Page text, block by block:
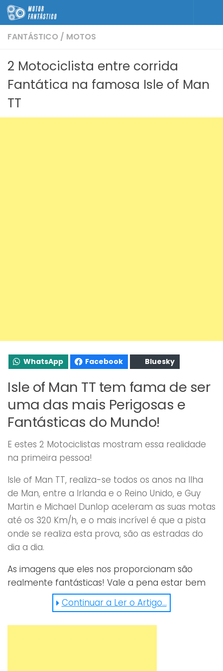
Skip to content
FANTÁSTICO / MOTOS
2 Motociclista entre corrida
Fantática na famosa Isle of Man
TT
WhatsApp Facebook Bluesky
Isle of Man TT tem fama de ser
uma das mais Perigosas e
Fantásticas do Mundo!
E estes 2 Motociclistas mostram essa realidade
na primeira pessoa!
Isle of Man TT, realiza-se todos os anos na Ilha
de Man, entre a Irlanda e o Reino Unido, e Guy
Martin e Michael Dunlop aceleram as suas motas
até os 320 Km/h, e o mais incrível é que a pista
onde se realiza esta prova, são as estradas do
dia a dia.
As imagens que eles nos proporcionam são
realmente fantásticas! Vale a pena estar bem
sentado, ligar o som ao máximo… e se possível
vê o video em Alta Definição em uma TV bem
grande! 🙂
Continuar a Ler o Artigo...